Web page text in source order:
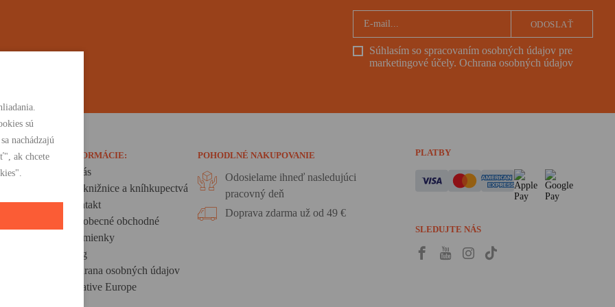
Súhlasím so spracovaním osobných údajov pre
marketingové účely. Ochrana osobných údajov
ODOSLAŤ
INFORMÁCIE:
O nás
Pre knižnice a kníhkupectvá
Kontakt
Všeobecné obchodné
podmienky
Blog
Ochrana osobných údajov
Creative Europe
POHODLNÉ NAKUPOVANIE
Odosielame ihneď nasledujúci
pracovný deň
Doprava zdarma už od 49 €
PLATBY
SLEDUJTE NÁS
sú
nachádzajú
ak chcete